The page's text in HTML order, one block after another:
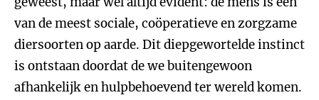
van de meest sociale, coöperatieve en zorgzame
diersoorten op aarde. Dit diepgewortelde instinct
is ontstaan doordat de we buitengewoon
afhankelijk en hulpbehoevend ter wereld komen.